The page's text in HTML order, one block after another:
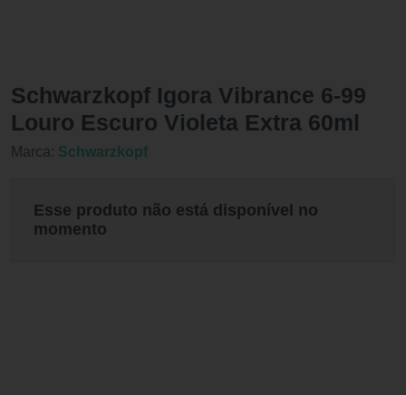
Schwarzkopf Igora Vibrance 6-99
Louro Escuro Violeta Extra 60ml
Marca: Schwarzkopf
Esse produto não está disponível no
momento